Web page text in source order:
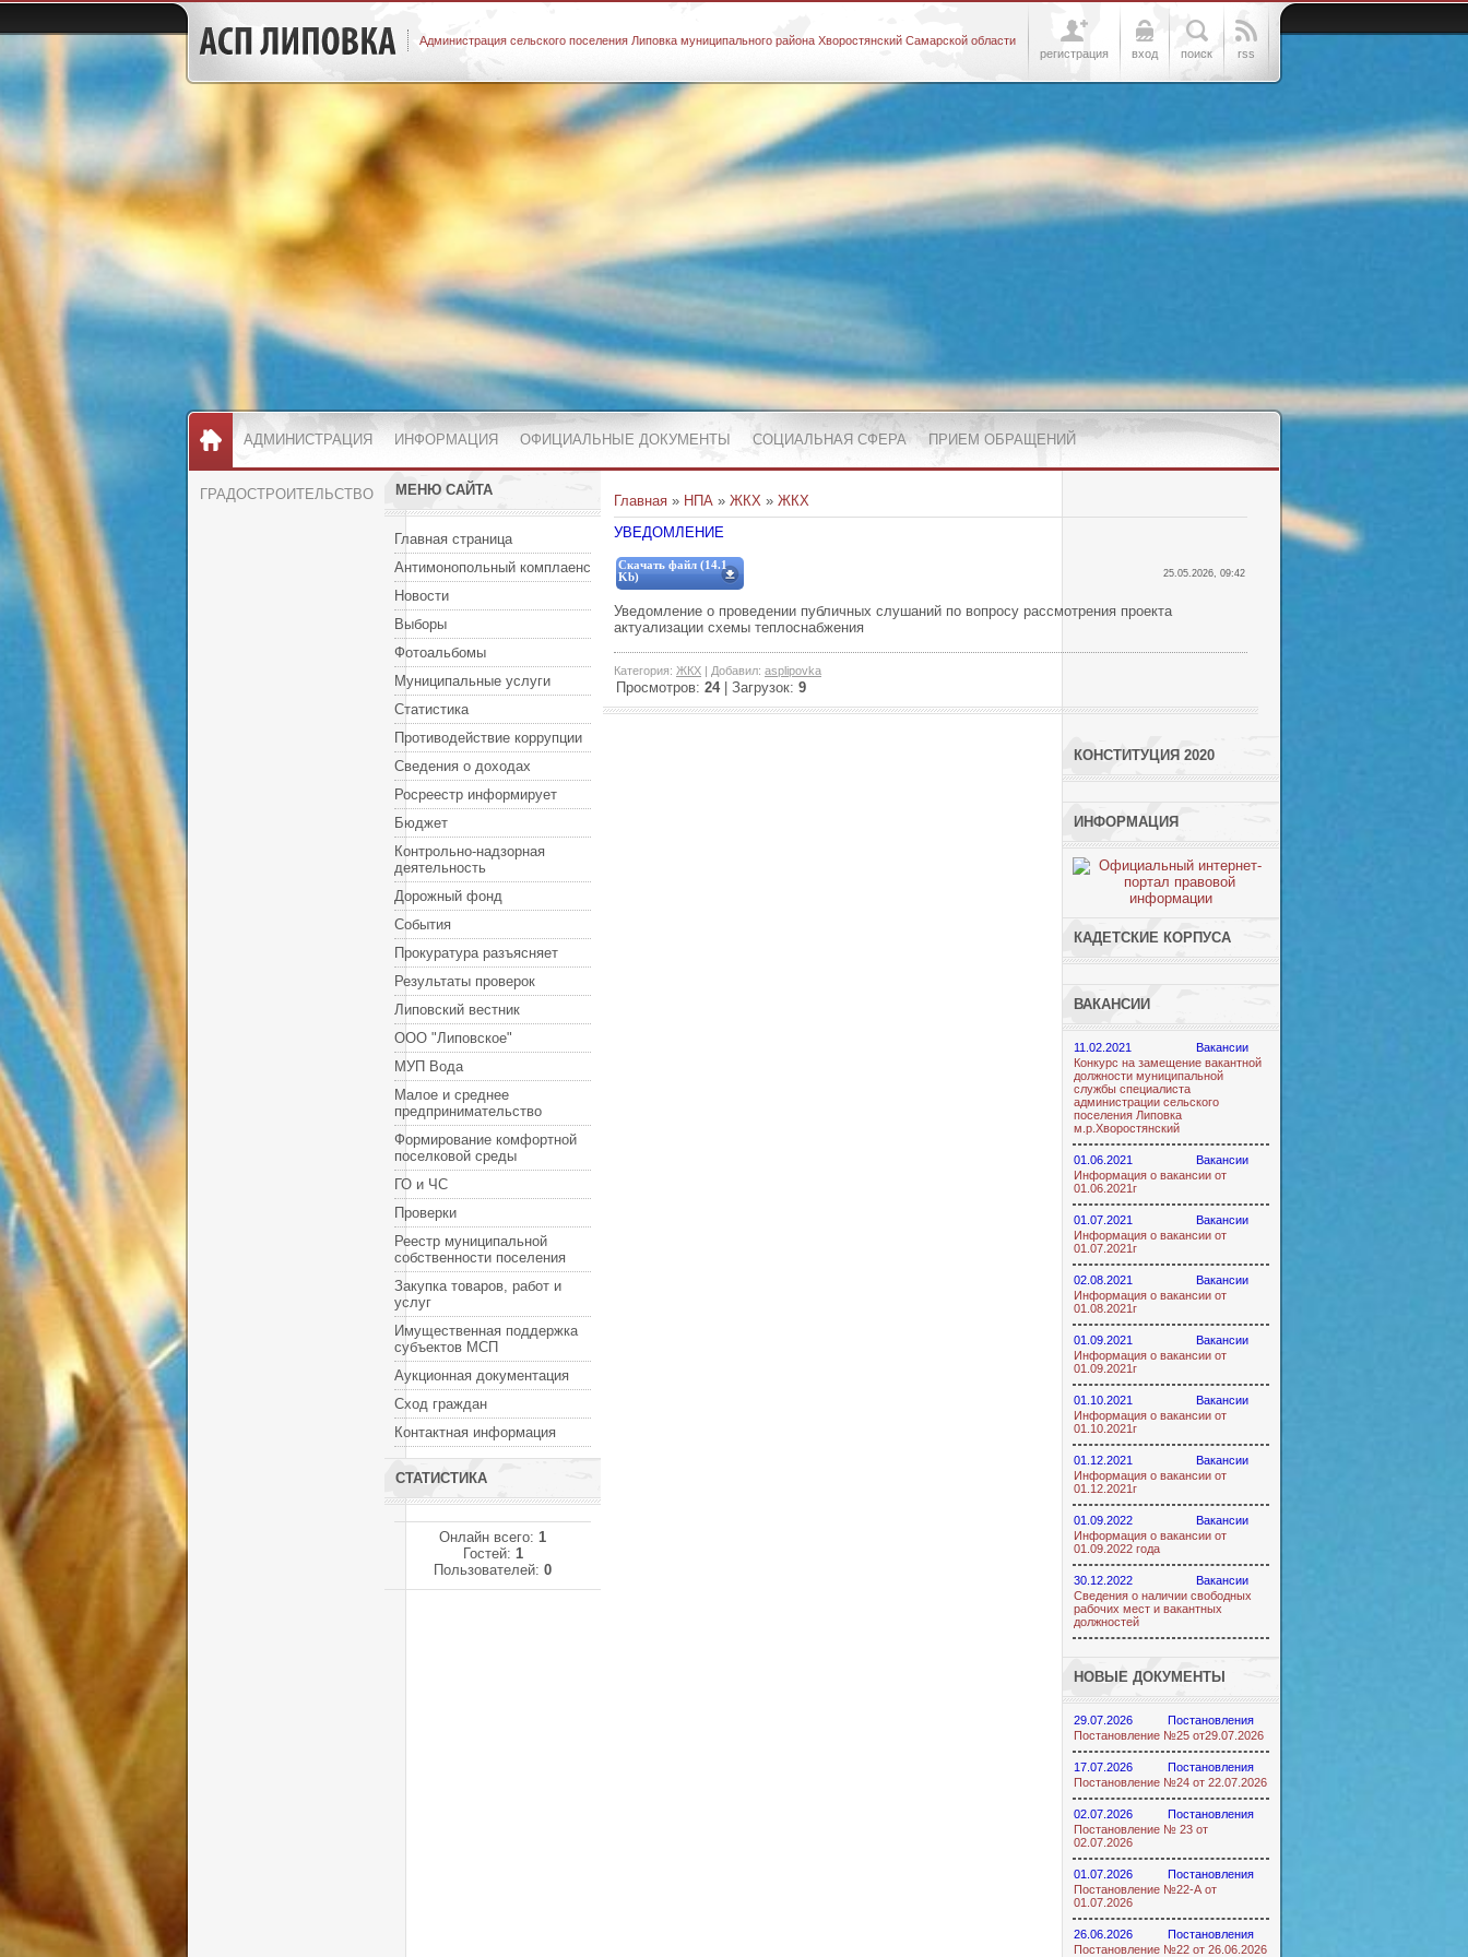
Администрация сельского поселения Липовка муниципального района Хворостянский Самарской области
регистрация
вход поиск rss
АДМИНИСТРАЦИЯ ИНФОРМАЦИЯ ОФИЦИАЛЬНЫЕ ДОКУМЕНТЫ СОЦИАЛЬНАЯ СФЕРА ПРИЕМ ОБРАЩЕНИЙ
ГРАДОСТРОИТЕЛЬСТВО МЕНЮ САЙТА
Главная страница
Антимонопольный комплаенс
Новости
Выборы
Фотоальбомы
Муниципальные услуги
Статистика
Противодействие коррупции
Сведения о доходах
Росреестр информирует
Бюджет
Контрольно-надзорная
деятельность
Дорожный фонд
События
Прокуратура разъясняет
Результаты проверок
Липовский вестник
ООО "Липовское"
МУП Вода
Малое и среднее
предпринимательство
Формирование комфортной
поселковой среды
ГО и ЧС
Проверки
Реестр муниципальной
собственности поселения
Закупка товаров, работ и
услуг
Имущественная поддержка
субъектов МСП
Аукционная документация
Сход граждан
Контактная информация
СТАТИСТИКА
Онлайн всего: 1
Гостей: 1
Пользователей: 0
Главная » НПА » ЖКХ » ЖКХ
УВЕДОМЛЕНИЕ
Скачать файл (14.1
Kb)
25.05.2026, 09:42
Уведомление о проведении публичных слушаний по вопросу рассмотрения проекта
актуализации схемы теплоснабжения
Категория: ЖКХ | Добавил: asplipovka
Просмотров: 24| Загрузок: 9
КОНСТИТУЦИЯ 2020
ИНФОРМАЦИЯ
КАДЕТСКИЕ КОРПУСА
ВАКАНСИИ
11.02.2021
Вакансии
Конкурс на замещение вакантной
должности муниципальной
службы специалиста
администрации сельского
поселения Липовка
м.р.Хворостянский
01.06.2021
Вакансии
Информация о вакансии от
01.06.2021г
01.07.2021
Вакансии
Информация о вакансии от
01.07.2021г
02.08.2021
Вакансии
Информация о вакансии от
01.08.2021г
01.09.2021
Вакансии
Информация о вакансии от
01.09.2021г
01.10.2021
Вакансии
Информация о вакансии от
01.10.2021г
01.12.2021
Вакансии
Информация о вакансии от
01.12.2021г
01.09.2022
Вакансии
Информация о вакансии от
01.09.2022 года
30.12.2022
Вакансии
Сведения о наличии свободных
рабочих мест и вакантных
должностей
НОВЫЕ ДОКУМЕНТЫ
29.07.2026
Постановления
Постановление №25 от29.07.2026
17.07.2026
Постановления
Постановление №24 от 22.07.2026
02.07.2026
Постановления
Постановление № 23 от
02.07.2026
01.07.2026
Постановления
Постановление №22-А от
01.07.2026
26.06.2026
Постановления
Постановление №22 от 26.06.2026